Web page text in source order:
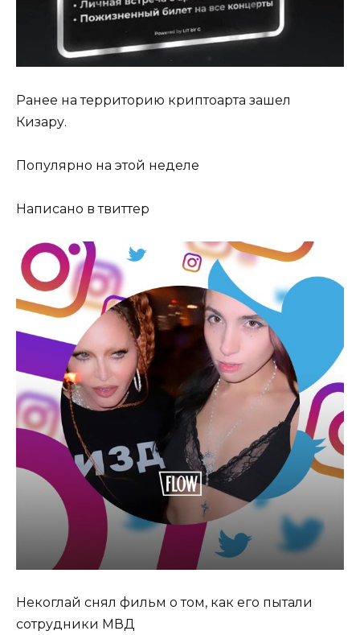
Ранее на территорию криптоарта зашел
Кизару.
Популярно на этой неделе
Написано в твиттер
Некоглай снял фильм о том, как его пытали
сотрудники МВД